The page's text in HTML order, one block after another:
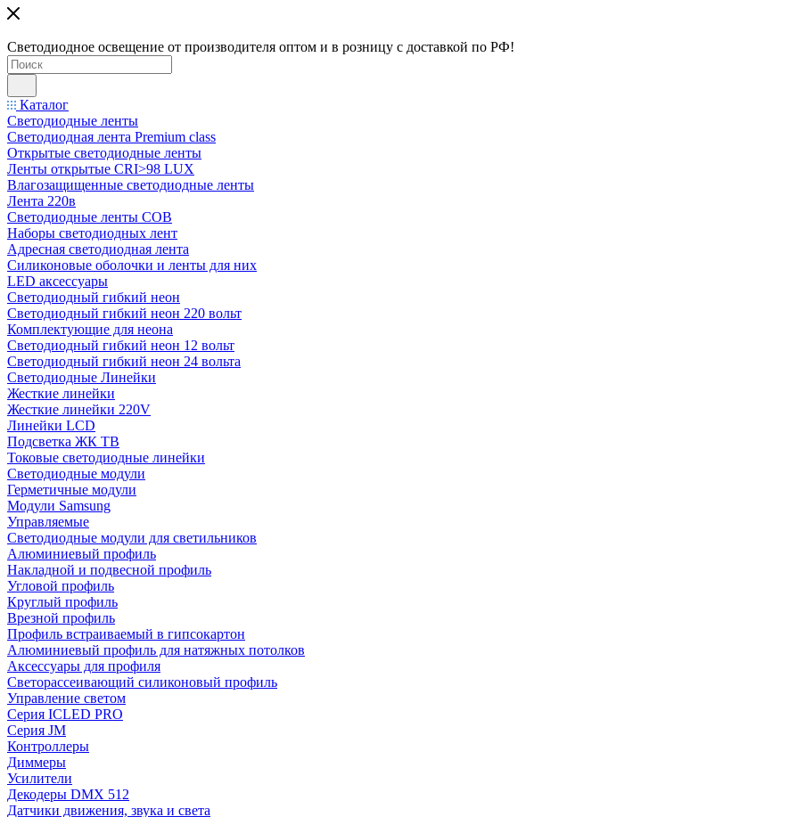
Светодиодное освещение от производителя оптом и в розницу с доставкой по РФ!
Каталог
Светодиодные ленты
Светодиодная лента Premium class
Открытые светодиодные ленты
Ленты открытые CRI>98 LUX
Влагозащищенные светодиодные ленты
Лента 220в
Светодиодные ленты COB
Наборы светодиодных лент
Адресная светодиодная лента
Силиконовые оболочки и ленты для них
LED аксессуары
Светодиодный гибкий неон
Светодиодный гибкий неон 220 вольт
Комплектующие для неона
Светодиодный гибкий неон 12 вольт
Светодиодный гибкий неон 24 вольта
Светодиодные Линейки
Жесткие линейки
Жесткие линейки 220V
Линейки LCD
Подсветка ЖК ТВ
Токовые светодиодные линейки
Светодиодные модули
Герметичные модули
Модули Samsung
Управляемые
Светодиодные модули для светильников
Алюминиевый профиль
Накладной и подвесной профиль
Угловой профиль
Круглый профиль
Врезной профиль
Профиль встраиваемый в гипсокартон
Алюминиевый профиль для натяжных потолков
Аксессуары для профиля
Светорассеивающий силиконовый профиль
Управление светом
Серия ICLED PRO
Серия JM
Контроллеры
Диммеры
Усилители
Декодеры DMX 512
Датчики движения, звука и света